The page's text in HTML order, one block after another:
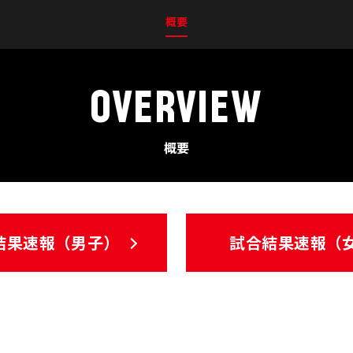
概要
OVERVIEW
概要
速報（男子） 試合結果速報（